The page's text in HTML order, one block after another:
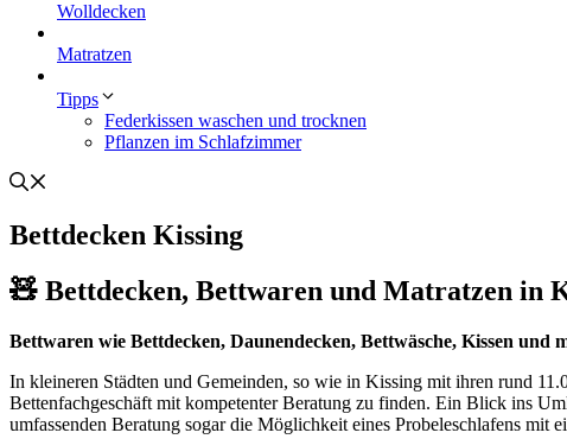
Wolldecken
Matratzen
Tipps
Federkissen waschen und trocknen
Pflanzen im Schlafzimmer
Bettdecken Kissing
🧸 Bettdecken, Bettwaren und Matratzen in
Bettwaren wie Bettdecken, Daunendecken, Bettwäsche, Kissen und
In kleineren Städten und Gemeinden, so wie in Kissing mit ihren rund
Bettenfachgeschäft mit kompetenter Beratung zu finden. Ein Blick ins
umfassenden Beratung sogar die Möglichkeit eines Probeleschlafens mit